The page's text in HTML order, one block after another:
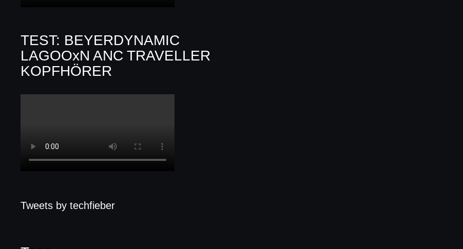
TEST: BEYERDYNAMIC
LAGOOxN ANC TRAVELLER
KOPFHÖRER
Tweets by techfieber